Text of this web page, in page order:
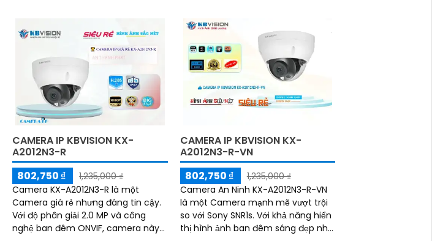
CAMERA IP KBVISION KX-
A2012N3-R
802,750 ₫
1,235,000 ₫
Camera KX-A2012N3-R là một
Camera giá rẻ nhưng đáng tin cậy.
Với độ phân giải 2.0 MP và công
nghệ ban đêm ONVIF, camera này
CAMERA IP KBVISION KX-
A2012N3-R-VN
802,750 ₫
1,235,000 ₫
Camera An Ninh KX-A2012N3-R-VN
là một Camera mạnh mẽ vượt trội
so với Sony SNR1s. Với khả năng hiển
thị hình ảnh ban đêm sáng đẹp nhờ